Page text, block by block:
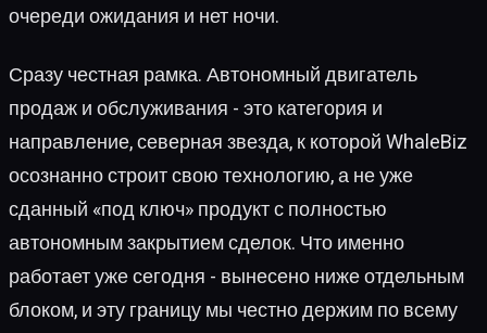
очереди ожидания и нет ночи.
Сразу честная рамка. Автономный двигатель
продаж и обслуживания - это категория и
направление, северная звезда, к которой WhaleBiz
осознанно строит свою технологию, а не уже
сданный «под ключ» продукт с полностью
автономным закрытием сделок. Что именно
работает уже сегодня - вынесено ниже отдельным
блоком, и эту границу мы честно держим по всему